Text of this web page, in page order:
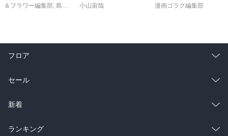
＆フラワー編集部 島袋ユミ , ましい柚茉 真村澪生,もりなかもなか
小山宙哉
漫画ゴラク編集部
フロア
総合
ラノベ
雑誌・グラビア
セール
総合
ラノベ
新着
総合
ランキング